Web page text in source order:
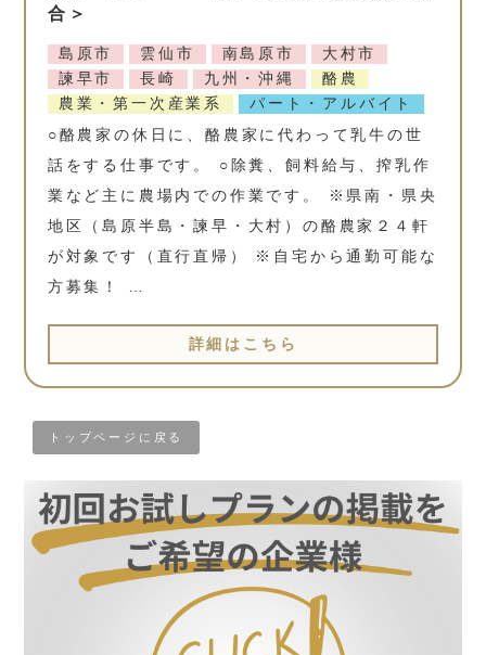
合＞
島原市 雲仙市 南島原市
大村市
諫早市
長崎 九州・沖縄
酪農
農業・第一次産業系
パート・アルバイト
○酪農家の休日に、酪農家に代わって乳牛の世
話をする仕事です。 ○除糞、飼料給与、搾乳作
業など主に農場内での作業です。 ※県南・県央
地区（島原半島・諫早・大村）の酪農家２４軒
が対象です（直行直帰） ※自宅から通勤可能な
方募集！ …
詳細はこちら
トップページに戻る